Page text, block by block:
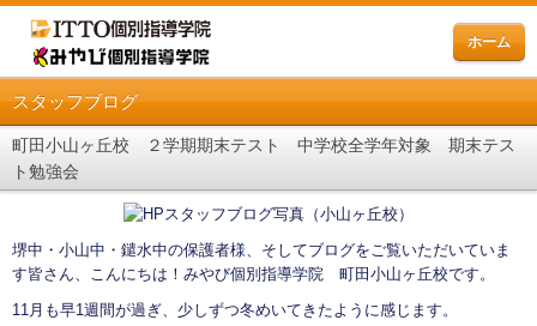
ホーム
スタッフブログ
町田小山ヶ丘校 ２学期期末テスト 中学校全学年対象 期末テス
ト勉強会
堺中・小山中・鑓水中の保護者様、そしてブログをご覧いただいていま
す皆さん、こんにちは！みやび個別指導学院 町田小山ヶ丘校です。
11月も早1週間が過ぎ、少しずつ冬めいてきたように感じます。